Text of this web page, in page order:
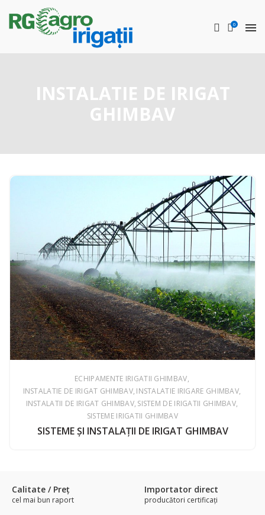
0
INSTALATIE DE IRIGAT
GHIMBAV
ECHIPAMENTE IRIGATII GHIMBAV
INSTALATIE DE IRIGAT GHIMBAV INSTALATIE IRIGARE GHIMBAV
INSTALATII DE IRIGAT GHIMBAV SISTEM DE IRIGATII GHIMBAV
SISTEME IRIGATII GHIMBAV
SISTEME ŞI INSTALAŢII DE IRIGAT GHIMBAV
Calitate / Preţ
cel mai bun raport
Importator direct
producători certificaţi